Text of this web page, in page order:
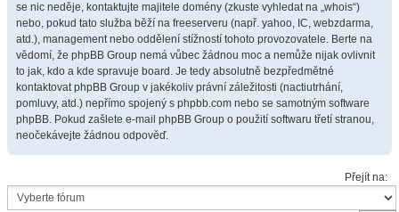
se nic neděje, kontaktujte majitele domény (zkuste vyhledat na „whois“)
nebo, pokud tato služba běží na freeserveru (např. yahoo, IC, webzdarma,
atd.), management nebo oddělení stížností tohoto provozovatele. Berte na
vědomí, že phpBB Group nemá vůbec žádnou moc a nemůže nijak ovlivnit
to jak, kdo a kde spravuje board. Je tedy absolutně bezpředmětné
kontaktovat phpBB Group v jakékoliv právní záležitosti (nactiutrhání,
pomluvy, atd.) nepřímo spojený s phpbb.com nebo se samotným software
phpBB. Pokud zašlete e-mail phpBB Group o použití softwaru třetí stranou,
neočekávejte žádnou odpověď.
Přejít na: